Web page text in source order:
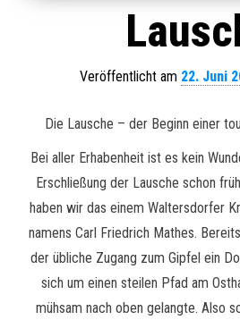
Veröffentlicht am 22. Juni
Die Lausche – der Beginn einer
Bei aller Erhabenheit ist es kein
Erschließung der Lausche schon
haben wir das einem Waltersdorfer
namens Carl Friedrich Mathes.
der übliche Zugang zum Gipfel ein
sich um einen steilen Pfad am
mühsam nach oben gelangte. Also